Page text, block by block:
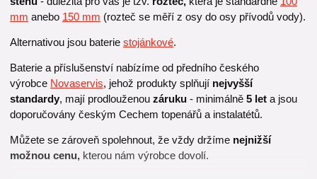
mm anebo 150 mm (rozteč se měří z osy do osy přívodů vody).
Alternativou jsou baterie stojánkové.
Baterie a příslušenství nabízíme od předního českého
výrobce Novaservis, jehož produkty splňují nejvyšší
standardy, mají prodlouženou záruku - minimálně 5 let a jsou
doporučovány českým Cechem topenářů a instalatétů.
Můžete se zároveň spolehnout, že vždy držíme nejnižší
možnou cenu, kterou nám výrobce dovolí.